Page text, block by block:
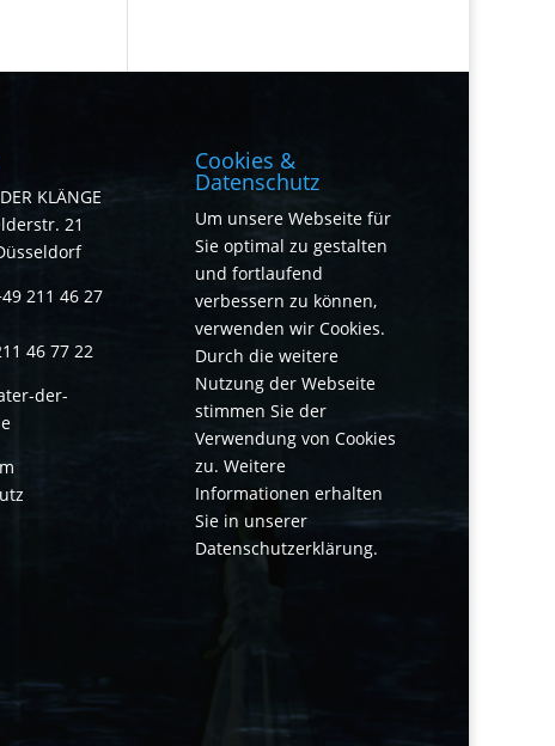
KLÄNGE
21
211 46 27
46 77 22
der-
Cookies &
Datenschutz
Um unsere Webseite für
Sie optimal zu gestalten
und fortlaufend
verbessern zu können,
verwenden wir Cookies.
Durch die weitere
Nutzung der Webseite
stimmen Sie der
Verwendung von Cookies
zu. Weitere
Informationen erhalten
Sie in unserer
Datenschutzerklärung.